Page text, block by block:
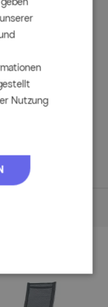
an
vor
anthrazit
anthrazit
Nutzung